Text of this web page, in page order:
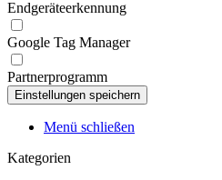
Endgeräteerkennung
Google Tag Manager
Partnerprogramm
Menü schließen
Kategorien